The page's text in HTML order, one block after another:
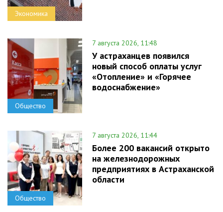
Экономика
Общество
7 августа 2026, 11:48
У астраханцев появился
новый способ оплаты услуг
«Отопление» и «Горячее
водоснабжение»
Общество
7 августа 2026, 11:44
Более 200 вакансий открыто
на железнодорожных
предприятиях в Астраханской
области